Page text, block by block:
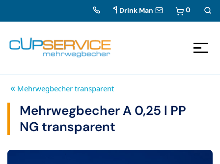
Zum Inhalt springen
Zur Navigation
Drink Man 0
« Mehrwegbecher transparent
Mehrwegbecher A 0,25 l PP
NG transparent